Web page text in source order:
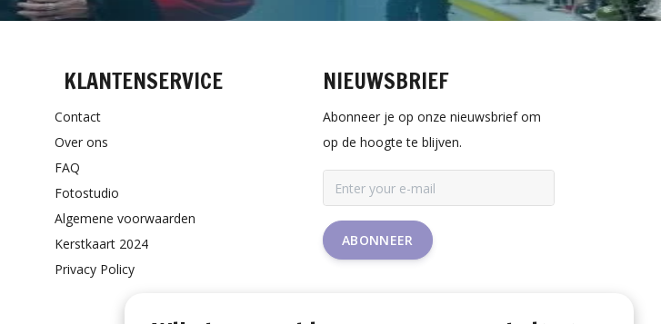
KLANTENSERVICE
Contact
Over ons
FAQ
Fotostudio
Algemene voorwaarden
Kerstkaart 2024
Privacy Policy
NIEUWSBRIEF
Abonneer je op onze nieuwsbrief om
op de hoogte te blijven.
ABONNEER